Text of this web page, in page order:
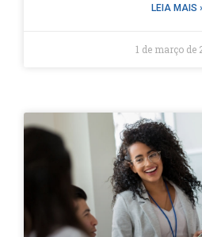
LEIA MAIS
1 de março de